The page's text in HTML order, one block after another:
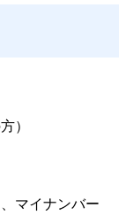
）
マイナンバー